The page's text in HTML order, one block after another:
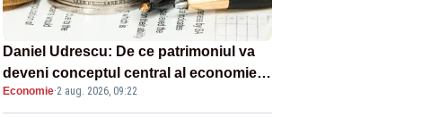
Daniel Udrescu: De ce patrimoniul va
deveni conceptul central al economiei
viitoare?
Economie·2 aug. 2026, 09:22